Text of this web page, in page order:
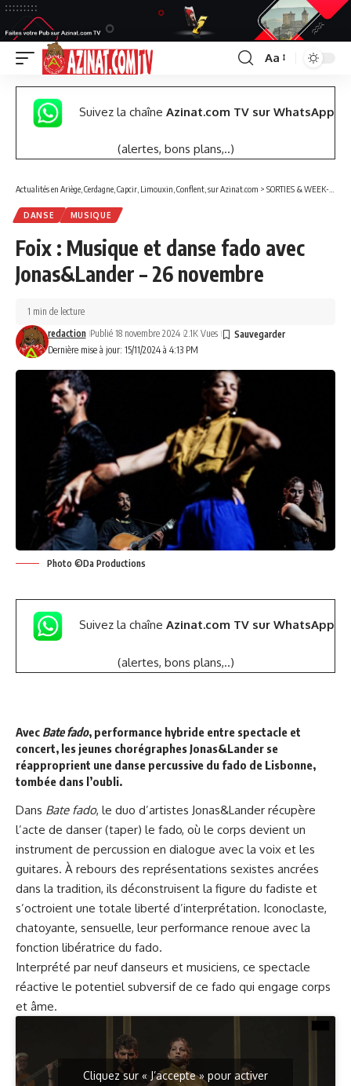
Font
Resizer
Aa
Suivez la chaîne Azinat.com TV sur WhatsApp
(alertes, bons plans,..)
Actualités en Ariège, Cerdagne, Capcir, Limouxin, Conflent, sur Azinat.com > SORTIES & WEEK-END
DANSE MUSIQUE
Foix : Musique et danse fado avec
Jonas&Lander – 26 novembre
Dernière mise à jour: 15/11/2024 à 4:13 PM
redaction Publié 18 novembre 2024 2.1K Vues
1 min de lecture
Photo ©Da Productions
Suivez la chaîne Azinat.com TV sur WhatsApp
(alertes, bons plans,..)
Avec Bate fado, performance hybride entre spectacle et
concert, les jeunes chorégraphes Jonas&Lander se
réapproprient une danse percussive du fado de Lisbonne,
tombée dans l’oubli.
Dans Bate fado, le duo d’artistes Jonas&Lander récupère
l’acte de danser (taper) le fado, où le corps devient un
instrument de percussion en dialogue avec la voix et les
guitares. À rebours des représentations sexistes ancrées
dans la tradition, ils déconstruisent la figure du fadiste et
s’octroient une totale liberté d’interprétation. Iconoclaste,
chatoyante, sensuelle, leur performance renoue avec la
fonction libératrice du fado.
Interprété par neuf danseurs et musiciens, ce spectacle
réactive le potentiel subversif de ce fado qui engage corps
et âme.
Cliquez sur « J’accepte » pour activer